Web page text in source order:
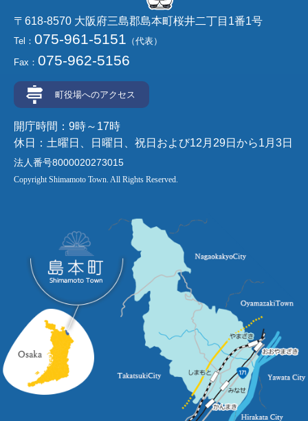
〒618-8570 大阪府三島郡島本町桜井二丁目1番1号
Tel： 075-961-5151 （代表）
Fax： 075-962-5156
町役場へのアクセス
開庁時間：9時～17時
休日：土曜日、日曜日、祝日および12月29日から1月3日
法人番号8000020273015
Copyright Shimamoto Town. All Rights Reserved.